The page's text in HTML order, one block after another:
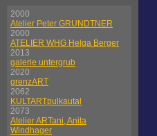
2000
Atelier Peter GRUNDTNER
2000
ATELIER WHG Helga Berger
2013
galerie untergrub
2020
grenzART
2062
KULTARTpulkautal
2073
Atelier ARTani, Anita
Windhager